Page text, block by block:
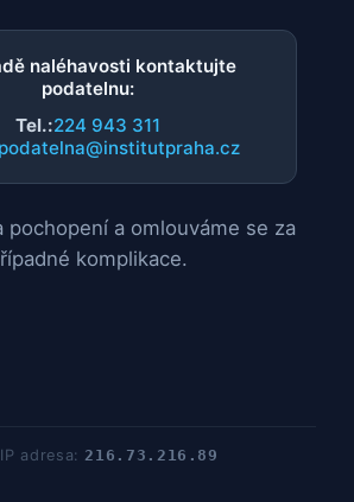
naléhavosti kontaktujte
podatelnu:
Tel.:224 943 311
podatelna@institutpraha.cz
pochopení a omlouváme se za
komplikace.
adresa:216.73.216.89